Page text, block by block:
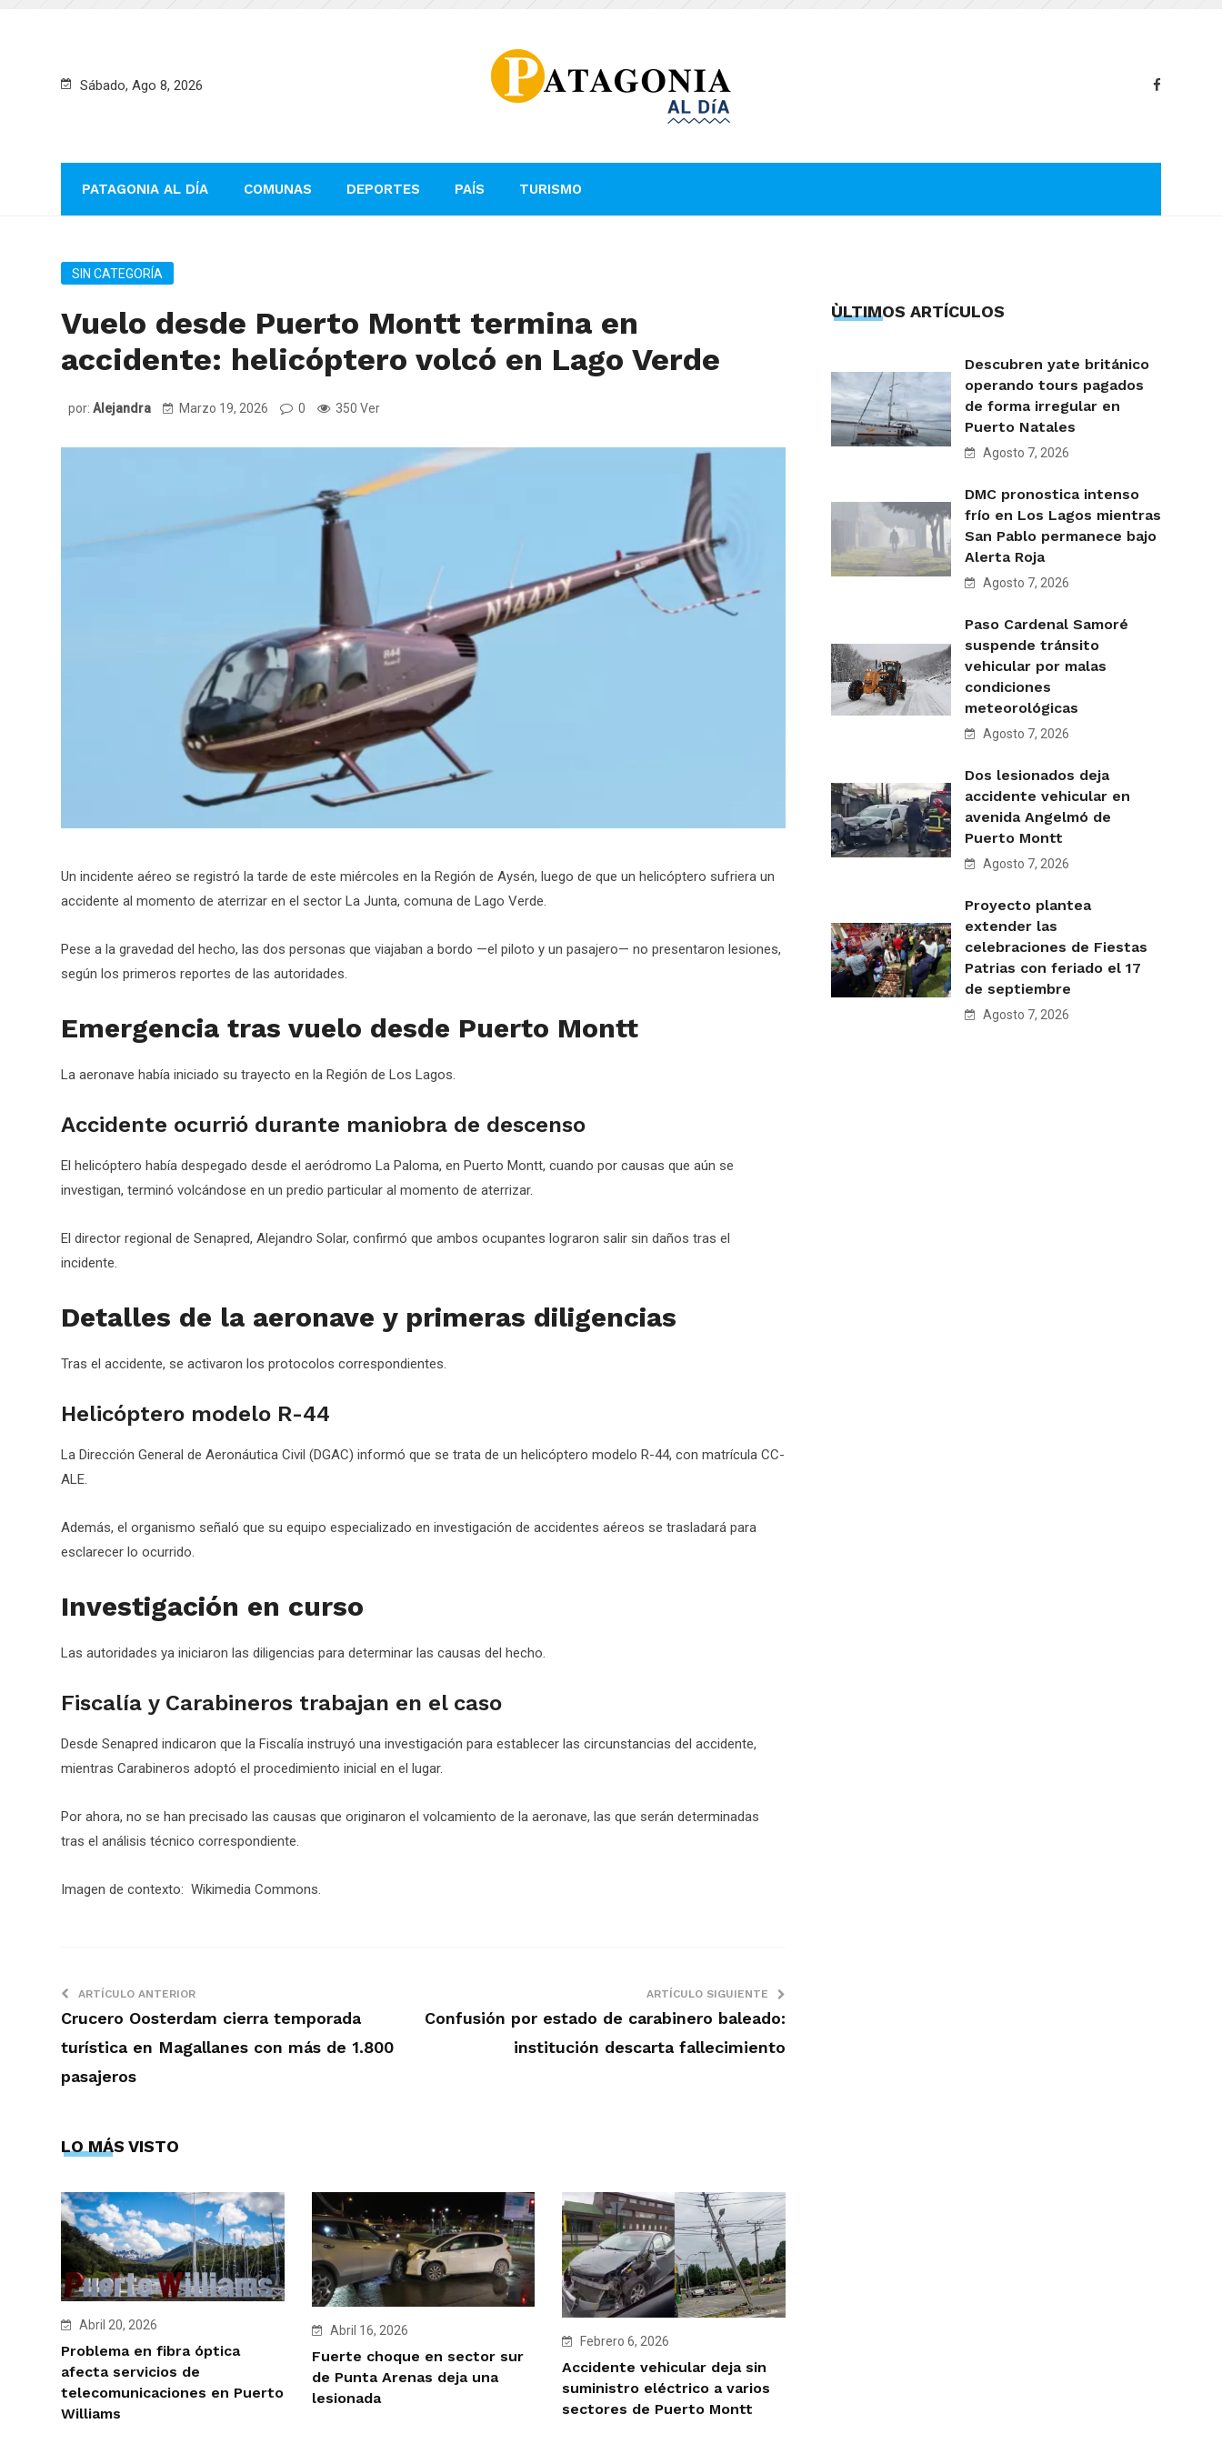
Sábado, Ago 8, 2026
PATAGONIA AL DÍA COMUNAS DEPORTES PAÍS TURISMO
SIN CATEGORÍA
Vuelo desde Puerto Montt termina en
accidente: helicóptero volcó en Lago Verde
por: Alejandra Marzo 19, 2026 0 350 Ver
Un incidente aéreo se registró la tarde de este miércoles en la Región de Aysén, luego de que un helicóptero sufriera un
accidente al momento de aterrizar en el sector La Junta, comuna de Lago Verde.
Pese a la gravedad del hecho, las dos personas que viajaban a bordo —el piloto y un pasajero— no presentaron lesiones,
según los primeros reportes de las autoridades.
Emergencia tras vuelo desde Puerto Montt
La aeronave había iniciado su trayecto en la Región de Los Lagos.
Accidente ocurrió durante maniobra de descenso
El helicóptero había despegado desde el aeródromo La Paloma, en Puerto Montt, cuando por causas que aún se
investigan, terminó volcándose en un predio particular al momento de aterrizar.
El director regional de Senapred, Alejandro Solar, confirmó que ambos ocupantes lograron salir sin daños tras el
incidente.
Detalles de la aeronave y primeras diligencias
Tras el accidente, se activaron los protocolos correspondientes.
Helicóptero modelo R-44
La Dirección General de Aeronáutica Civil (DGAC) informó que se trata de un helicóptero modelo R-44, con matrícula CC-
ALE.
Además, el organismo señaló que su equipo especializado en investigación de accidentes aéreos se trasladará para
esclarecer lo ocurrido.
Investigación en curso
Las autoridades ya iniciaron las diligencias para determinar las causas del hecho.
Fiscalía y Carabineros trabajan en el caso
Desde Senapred indicaron que la Fiscalía instruyó una investigación para establecer las circunstancias del accidente,
mientras Carabineros adoptó el procedimiento inicial en el lugar.
Por ahora, no se han precisado las causas que originaron el volcamiento de la aeronave, las que serán determinadas
tras el análisis técnico correspondiente.
Imagen de contexto: Wikimedia Commons.
ARTÍCULO ANTERIOR
Crucero Oosterdam cierra temporada
turística en Magallanes con más de 1.800
pasajeros
ARTÍCULO SIGUIENTE
Confusión por estado de carabinero baleado:
institución descarta fallecimiento
LO MÁS VISTO
Abril 20, 2026
Problema en fibra óptica
afecta servicios de
telecomunicaciones en Puerto
Williams
Abril 16, 2026
Fuerte choque en sector sur
de Punta Arenas deja una
lesionada
Febrero 6, 2026
Accidente vehicular deja sin
suministro eléctrico a varios
sectores de Puerto Montt
ÙLTIMOS ARTÍCULOS
Descubren yate británico
operando tours pagados
de forma irregular en
Puerto Natales
Agosto 7, 2026
DMC pronostica intenso
frío en Los Lagos mientras
San Pablo permanece bajo
Alerta Roja
Agosto 7, 2026
Paso Cardenal Samoré
suspende tránsito
vehicular por malas
condiciones
meteorológicas
Agosto 7, 2026
Dos lesionados deja
accidente vehicular en
avenida Angelmó de
Puerto Montt
Agosto 7, 2026
Proyecto plantea
extender las
celebraciones de Fiestas
Patrias con feriado el 17
de septiembre
Agosto 7, 2026